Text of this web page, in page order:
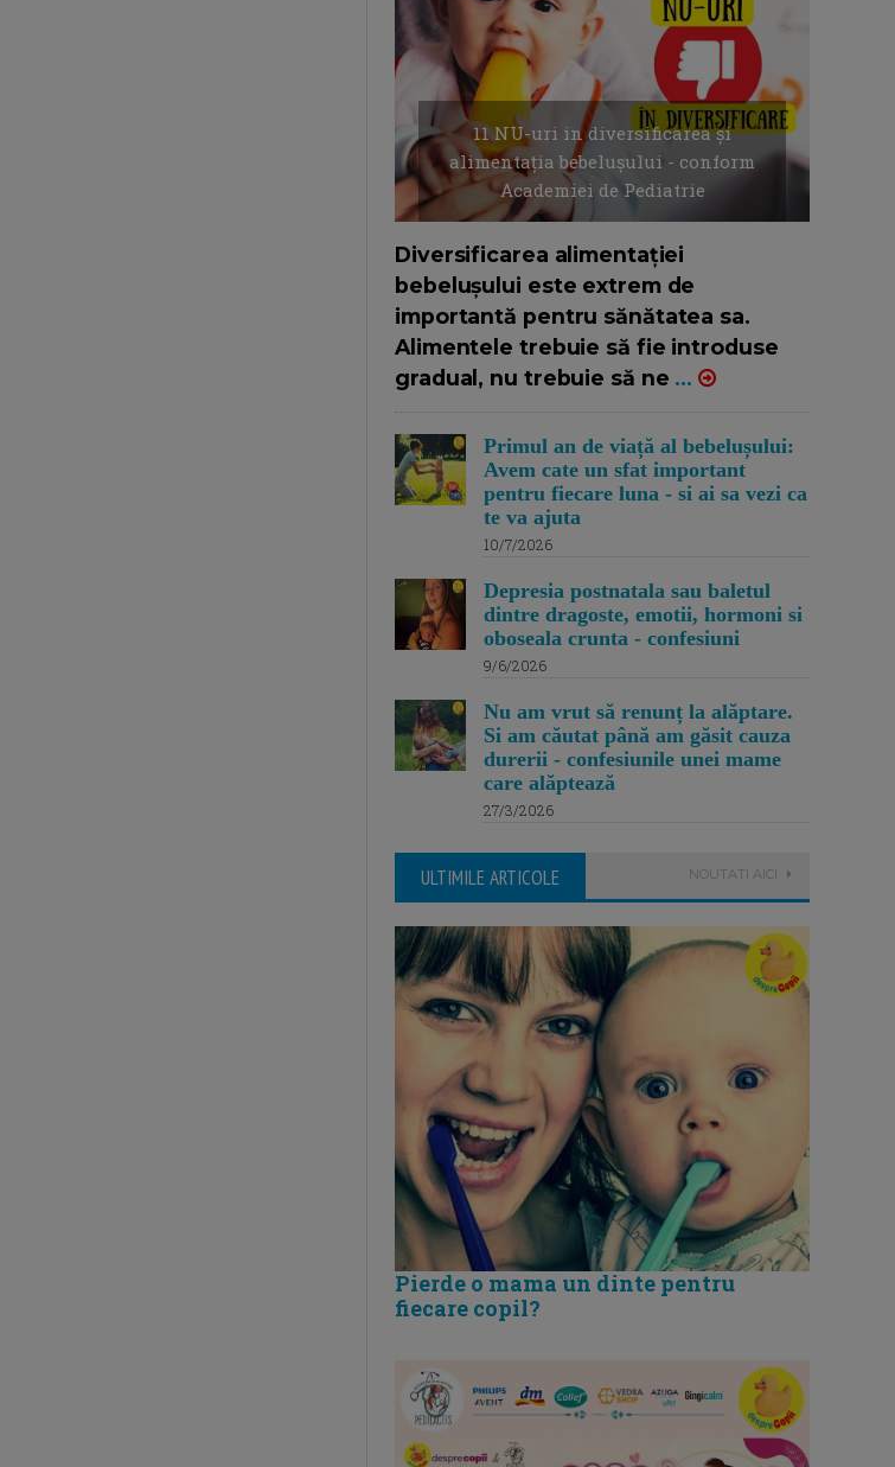
11 NU-uri in diversificarea și
alimentația bebelușului - conform
Academiei de Pediatrie
Diversificarea alimentației
bebelușului este extrem de
importantă pentru sănătatea sa.
Alimentele trebuie să fie introduse
gradual, nu trebuie să ne ...
Primul an de viață al bebelușului:
Avem cate un sfat important
pentru fiecare luna - si ai sa vezi ca
te va ajuta
10/7/2026
Depresia postnatala sau baletul
dintre dragoste, emotii, hormoni si
oboseala crunta - confesiuni
9/6/2026
Nu am vrut să renunț la alăptare.
Si am căutat până am găsit cauza
durerii - confesiunile unei mame
care alăptează
27/3/2026
ULTIMILE ARTICOLE NOUTATI AICI
Pierde o mama un dinte pentru
fiecare copil?